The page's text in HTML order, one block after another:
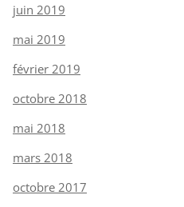
juin 2019
mai 2019
février 2019
octobre 2018
mai 2018
mars 2018
octobre 2017